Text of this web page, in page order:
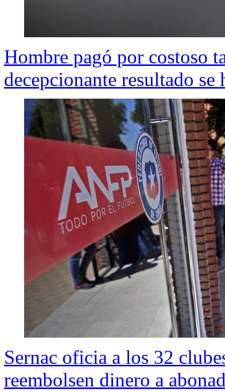
Hombre pagó por costoso
decepcionante resultado
Sernac oficia a los 32
reembolsen dinero a